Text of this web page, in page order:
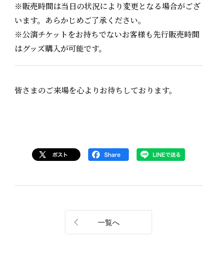
※販売時間は当日の状況により変更となる場合がござ
います。あらかじめご了承ください。
※公演チケットをお持ちでないお客様も先行販売時間
はグッズ購入が可能です。
皆さまのご来場を心よりお待ちしております。
一覧へ